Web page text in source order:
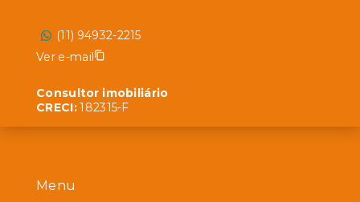
Menu
(11) 94932-2215
Ver e-mail
Consultor imobiliário
CRECI:182315-F